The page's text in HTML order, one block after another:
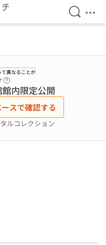
検索を
メ
異なることが
内限定公開
スで確認する
ルコレクション